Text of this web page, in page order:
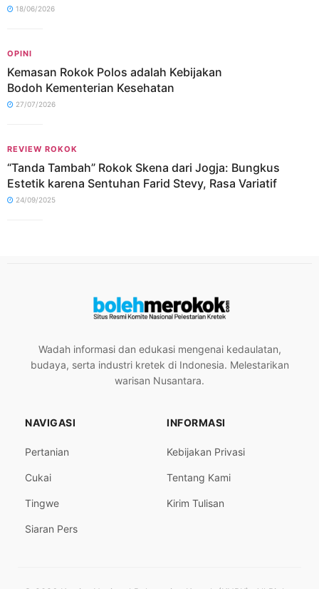
18/06/2026
OPINI
Kemasan Rokok Polos adalah Kebijakan
Bodoh Kementerian Kesehatan
27/07/2026
REVIEW ROKOK
“Tanda Tambah” Rokok Skena dari Jogja: Bungkus
Estetik karena Sentuhan Farid Stevy, Rasa Variatif
24/09/2025
Wadah informasi dan edukasi mengenai kedaulatan,
budaya, serta industri kretek di Indonesia. Melestarikan
warisan Nusantara.
NAVIGASI
Pertanian
Cukai
Tingwe
Siaran Pers
INFORMASI
Kebijakan Privasi
Tentang Kami
Kirim Tulisan